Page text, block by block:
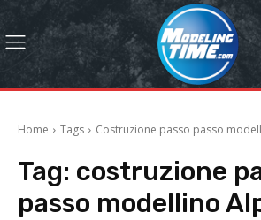
Home Tags Costruzione passo passo
Tag: costruzione
passo modellino